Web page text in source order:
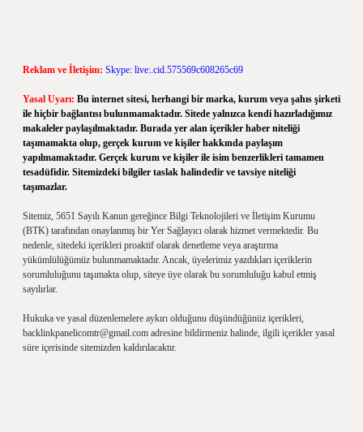
Reklam ve İletişim: Skype: live:.cid.575569c608265c69
Yasal Uyarı: Bu internet sitesi, herhangi bir marka, kurum veya şahıs şirketi
ile hiçbir bağlantısı bulunmamaktadır. Sitede yalnızca kendi hazırladığımız
makaleler paylaşılmaktadır. Burada yer alan içerikler haber niteliği
taşımamakta olup, gerçek kurum ve kişiler hakkında paylaşım
yapılmamaktadır. Gerçek kurum ve kişiler ile isim benzerlikleri tamamen
tesadüfidir. Sitemizdeki bilgiler taslak halindedir ve tavsiye niteliği
taşımazlar.
Sitemiz, 5651 Sayılı Kanun gereğince Bilgi Teknolojileri ve İletişim Kurumu
(BTK) tarafından onaylanmış bir Yer Sağlayıcı olarak hizmet vermektedir. Bu
nedenle, sitedeki içerikleri proaktif olarak denetleme veya araştırma
yükümlülüğümüz bulunmamaktadır. Ancak, üyelerimiz yazdıkları içeriklerin
sorumluluğunu taşımakta olup, siteye üye olarak bu sorumluluğu kabul etmiş
sayılırlar.
Hukuka ve yasal düzenlemelere aykırı olduğunu düşündüğünüz içerikleri,
backlinkpanelicomtr@gmail.com adresine bildirmeniz halinde, ilgili içerikler yasal
süre içerisinde sitemizden kaldırılacaktır.